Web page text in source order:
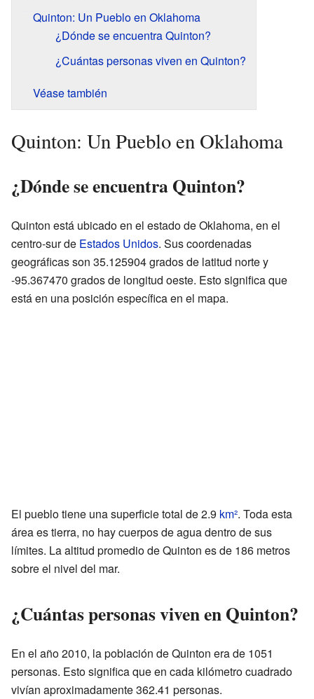
Quinton: Un Pueblo en Oklahoma
¿Dónde se encuentra Quinton?
¿Cuántas personas viven en Quinton?
Véase también
Quinton: Un Pueblo en Oklahoma
¿Dónde se encuentra Quinton?
Quinton está ubicado en el estado de Oklahoma, en el
centro-sur de Estados Unidos. Sus coordenadas
geográficas son 35.125904 grados de latitud norte y
-95.367470 grados de longitud oeste. Esto significa que
está en una posición específica en el mapa.
El pueblo tiene una superficie total de 2.9 km². Toda esta
área es tierra, no hay cuerpos de agua dentro de sus
límites. La altitud promedio de Quinton es de 186 metros
sobre el nivel del mar.
¿Cuántas personas viven en Quinton?
En el año 2010, la población de Quinton era de 1051
personas. Esto significa que en cada kilómetro cuadrado
vivían aproximadamente 362.41 personas.